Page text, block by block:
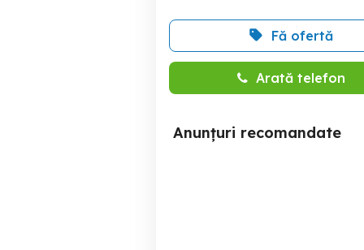
Fă ofertă
Arată telefon
Anunțuri recomandate